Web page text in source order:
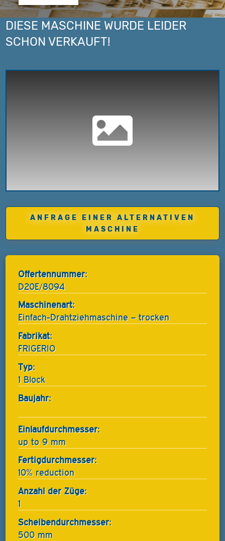
DIESE MASCHINE WURDE LEIDER
SCHON VERKAUFT!
ANFRAGE EINER ALTERNATIVEN
MASCHINE
Offertennummer:
D20E/8094
Maschinenart:
Einfach-Drahtziehmaschine – trocken
Fabrikat:
FRIGERIO
Typ:
1 Block
Baujahr:
Einlaufdurchmesser:
up to 9 mm
Fertigdurchmesser:
10% reduction
Anzahl der Züge:
1
Scheibendurchmesser:
500 mm